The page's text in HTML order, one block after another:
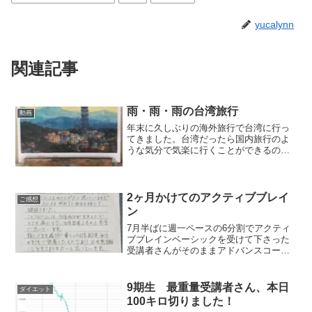
yucalynn
関連記事
動画 雨・雨・雨の台湾旅行
年末に久しぶりの海外旅行で台湾に行っ
てきました。台湾だったら国内旅行のよ
うな気分で気楽に行くことができるの
分的に「よっこらしょ」って...
ご感想
2ヶ月かけてのアクティブブレイ
ン
7月半ばに週一ペースの6分割でアクティ
ブブレインベーシックを受けて下さった
受講者さんがそのままアドバンスコース
感想です。オンラインでの分割コースは
ゆっくりと時間をかけ...
ダイエット
9期生 最重量受講者さん、本日
100キロ切りました！